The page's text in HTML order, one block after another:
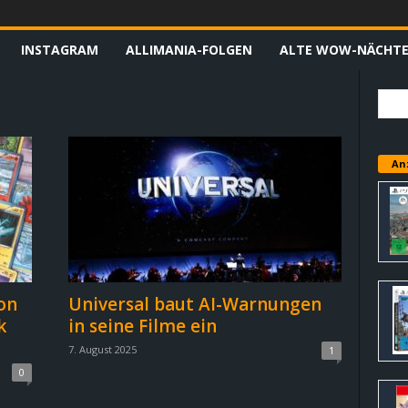
INSTAGRAM ALLIMANIA-FOLGEN ALTE WOW-NÄCHTE
0
Universal baut AI-Warnungen
in seine Filme ein
7. August 2025 1